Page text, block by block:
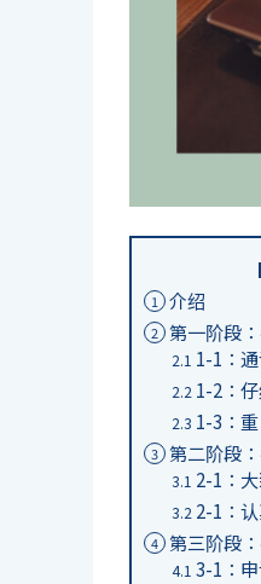
1 介绍
2 第一阶段
2.1 1-1：
2.2 1-2：
2.3 1-3：重
3 第二阶段
3.1 2-1：
3.2 2-1：
4 第三阶段
4.1 3-1：